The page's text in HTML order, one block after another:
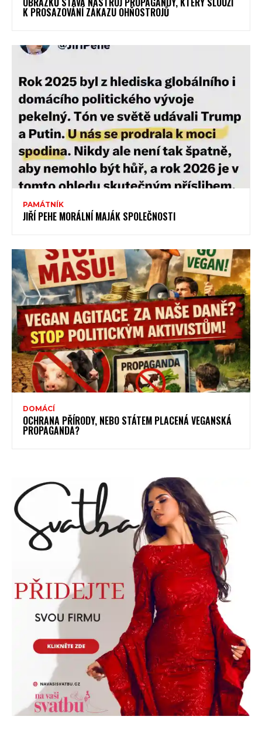
K PROSAZOVÁNÍ ZÁKAZU OHŇOSTROJŮ
PAMÁTNÍK
JIŘÍ PEHE MORÁLNÍ MAJÁK SPOLEČNOSTI
DOMÁCÍ
OCHRANA PŘÍRODY, NEBO STÁTEM PLACENÁ VEGANSKÁ
PROPAGANDA?